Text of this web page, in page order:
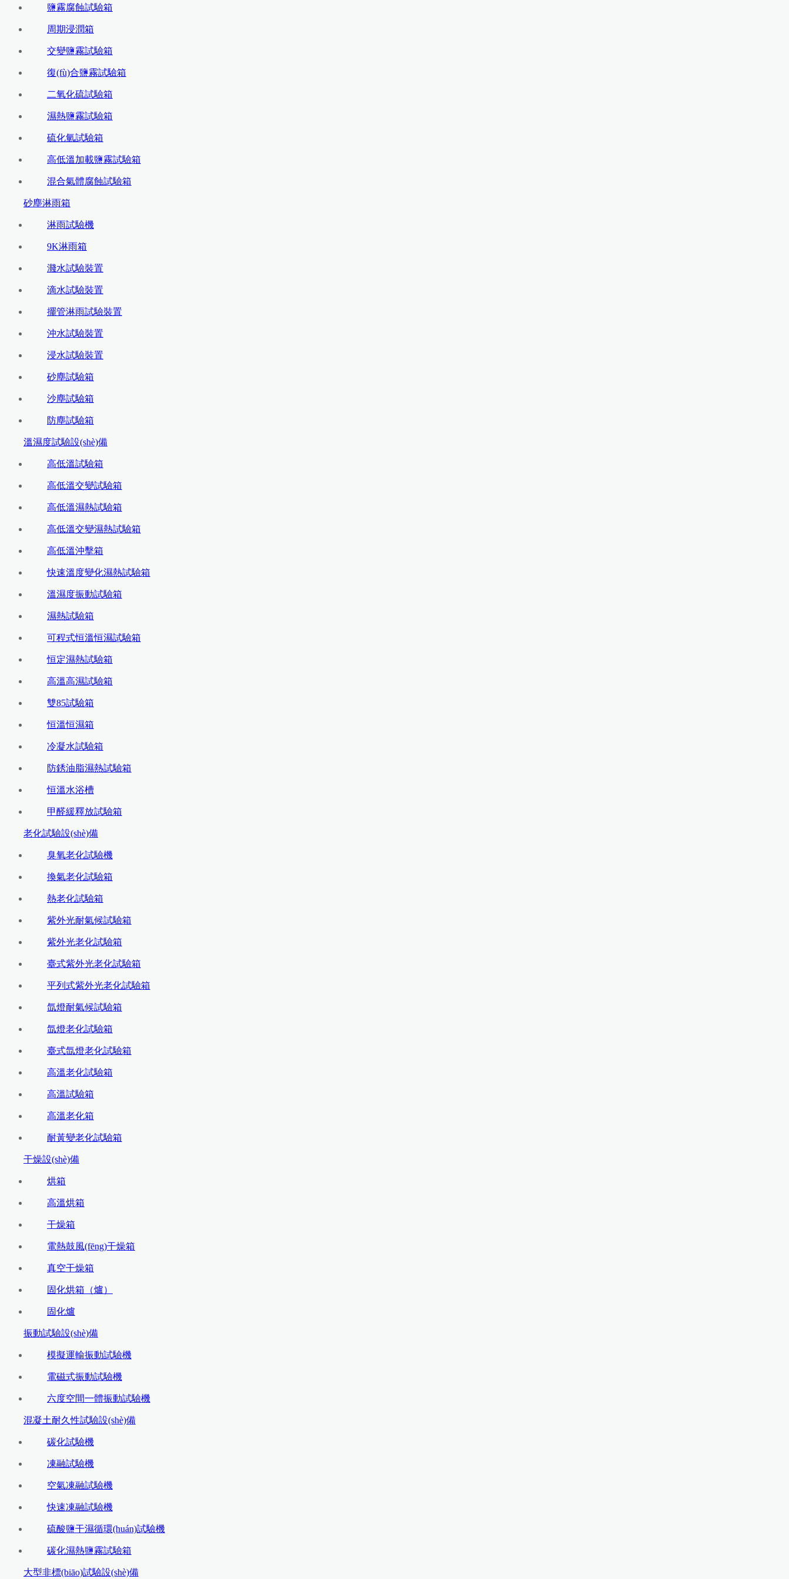
鹽霧腐蝕試驗箱
周期浸潤箱
交變鹽霧試驗箱
復(fù)合鹽霧試驗箱
二氧化硫試驗箱
濕熱鹽霧試驗箱
硫化氫試驗箱
高低溫加載鹽霧試驗箱
混合氣體腐蝕試驗箱
砂塵淋雨箱
淋雨試驗機
9K淋雨箱
濺水試驗裝置
滴水試驗裝置
擺管淋雨試驗裝置
沖水試驗裝置
浸水試驗裝置
砂塵試驗箱
沙塵試驗箱
防塵試驗箱
溫濕度試驗設(shè)備
高低溫試驗箱
高低溫交變試驗箱
高低溫濕熱試驗箱
高低溫交變濕熱試驗箱
高低溫沖擊箱
快速溫度變化濕熱試驗箱
溫濕度振動試驗箱
濕熱試驗箱
可程式恒溫恒濕試驗箱
恒定濕熱試驗箱
高溫高濕試驗箱
雙85試驗箱
恒溫恒濕箱
冷凝水試驗箱
防銹油脂濕熱試驗箱
恒溫水浴槽
甲醛緩釋放試驗箱
老化試驗設(shè)備
臭氧老化試驗機
換氣老化試驗箱
熱老化試驗箱
紫外光耐氣候試驗箱
紫外光老化試驗箱
臺式紫外光老化試驗箱
平列式紫外光老化試驗箱
氙燈耐氣候試驗箱
氙燈老化試驗箱
臺式氙燈老化試驗箱
高溫老化試驗箱
高溫試驗箱
高溫老化箱
耐黃變老化試驗箱
干燥設(shè)備
烘箱
高溫烘箱
干燥箱
電熱鼓風(fēng)干燥箱
真空干燥箱
固化烘箱（爐）
固化爐
振動試驗設(shè)備
模擬運輸振動試驗機
電磁式振動試驗機
六度空間一體振動試驗機
混凝土耐久性試驗設(shè)備
碳化試驗機
凍融試驗機
空氣凍融試驗機
快速凍融試驗機
硫酸鹽干濕循環(huán)試驗機
碳化濕熱鹽霧試驗箱
大型非標(biāo)試驗設(shè)備